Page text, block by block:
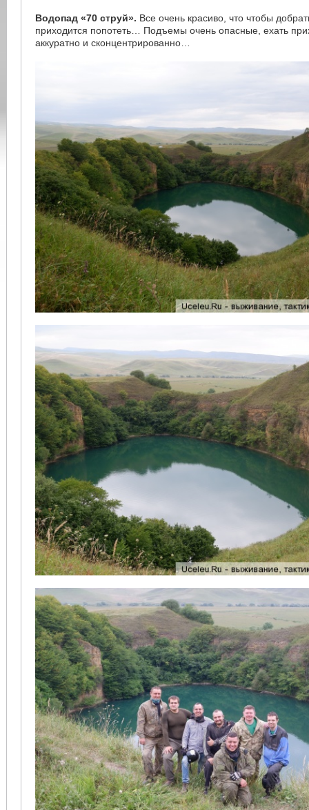
Водопад «70 струй». Все очень красиво, что чтобы
приходится попотеть… Подъемы очень опасные, ехать
аккуратно и сконцентрированно…